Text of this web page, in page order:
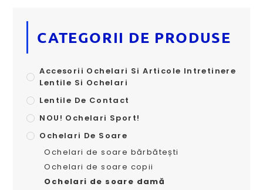
CATEGORII DE PRODUSE
Accesorii Ochelari Si Articole Intretinere
Lentile Si Ochelari
Lentile De Contact
NOU! Ochelari Sport!
Ochelari De Soare
Ochelari de soare bărbătești
Ochelari de soare copii
Ochelari de soare damă